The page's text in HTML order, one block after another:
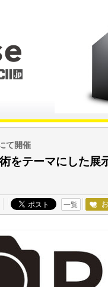
て開催
をテーマにした
一覧